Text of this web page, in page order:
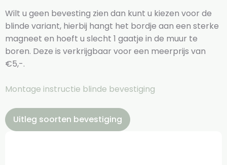
Wilt u geen bevesting zien dan kunt u kiezen voor de
blinde variant, hierbij hangt het bordje aan een sterke
magneet en hoeft u slecht 1 gaatje in de muur te
boren. Deze is verkrijgbaar voor een meerprijs van
€5,-.
Montage instructie blinde bevestiging
Uitleg soorten bevestiging